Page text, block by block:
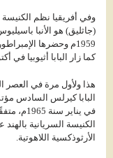
وفي أفريقيا نظم الكنيسة
(جاثليق) هو الأنبا
1959م وحضرها
كما زار البابا أثيوبيا في أكتوبر 1960م ولاقى فيها ترحيبًا فاق
هذا ولأول مرة في العصر
البابا كيرلس السادس
في يناير
الكنيسة السريانية
الأرثوذكسية اللاهوتية.